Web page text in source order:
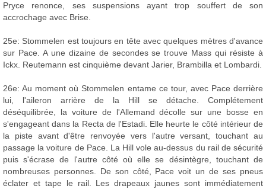
Pryce renonce, ses suspensions ayant trop souffert de son
accrochage avec Brise.
25e: Stommelen est toujours en tête avec quelques mètres d'avance
sur Pace. A une dizaine de secondes se trouve Mass qui résiste à
Ickx. Reutemann est cinquième devant Jarier, Brambilla et Lombardi.
26e: Au moment où Stommelen entame ce tour, avec Pace derrière
lui, l'aileron arrière de la Hill se détache. Complétement
déséquilibrée, la voiture de l'Allemand décolle sur une bosse en
s'engageant dans la Recta de l'Estadi. Elle heurte le côté intérieur de
la piste avant d'être renvoyée vers l'autre versant, touchant au
passage la voiture de Pace. La Hill vole au-dessus du rail de sécurité
puis s'écrase de l'autre côté où elle se désintègre, touchant de
nombreuses personnes. De son côté, Pace voit un de ses pneus
éclater et tape le rail. Les drapeaux jaunes sont immédiatement